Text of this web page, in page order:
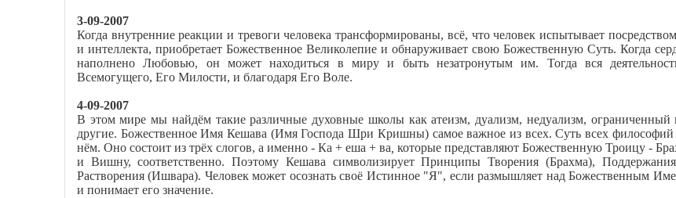
3-09-2007
Когда внутренние реакции и тревоги человека трансформированы, всё, что человек испытывает
и интеллекта, приобретает Божественное Великолепие и обнаруживает свою Божественную Суть. Когда
наполнено Любовью, он может находиться в миру и быть незатронутым им. Тогда вся
Всемогущего, Его Милости, и благодаря Его Воле.
4-09-2007
В этом мире мы найдём такие различные духовные школы как атеизм, дуализм, недуализм, ограниченный
другие. Божественное Имя Кешава (Имя Господа Шри Кришны) самое важное из всех. Суть всех философий
нём. Оно состоит из трёх слогов, а именно - Ка + еша + ва которые представляют Божественную Троицу -
и Вишну, соответственно. Поэтому Кешава символизирует Принципы Творения (Брахма),
Растворения (Ишвара). Человек может осознать своё Истинное "Я", если размышляет над Божественным
и понимает его значение.